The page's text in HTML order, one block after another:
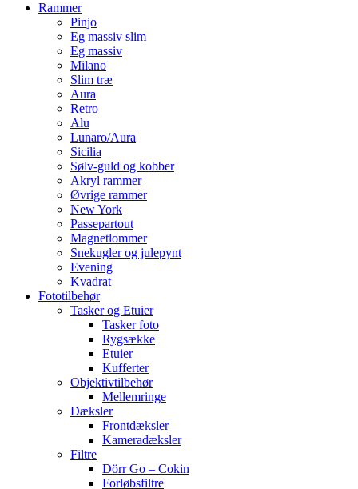
Rammer
Pinjo
Eg massiv slim
Eg massiv
Milano
Slim træ
Aura
Retro
Alu
Lunaro/Aura
Sicilia
Sølv-guld og kobber
Akryl rammer
Øvrige rammer
New York
Passepartout
Magnetlommer
Snekugler og julepynt
Evening
Kvadrat
Fototilbehør
Tasker og Etuier
Tasker foto
Rygsække
Etuier
Kufferter
Objektivtilbehør
Mellemringe
Dæksler
Frontdæksler
Kameradæksler
Filtre
Dörr Go – Cokin
Forløbsfiltre